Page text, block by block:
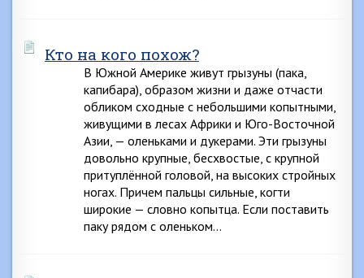
Кто на кого похож?
В Южной Америке живут грызуны (пака,
капибара), образом жизни и даже отчасти
обликом сходные с небольшими копытными,
живущими в лесах Африки и Юго-Восточной
Азии, — оленьками и дукерами. Эти грызуны
довольно крупные, бесхвостые, с крупной
притуплённой головой, на высоких стройных
ногах. Причем пальцы сильные, когти
широкие — словно копытца. Если поставить
паку рядом с оленьком…